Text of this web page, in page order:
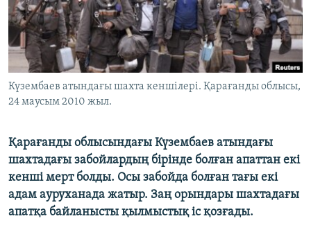
ЖАЗЫЛЫҢЫЗ
Басқа тілдерде
Күзембаев атындағы шахта кеншілері. Қарағанды облысы,
24 маусым 2010 жыл.
Қарағанды облысындағы Күзембаев атындағы
шахтадағы забойлардың бірінде болған апаттан екі
кенші мерт болды. Осы забойда болған тағы екі
адам ауруханада жатыр. Заң орындары шахтадағы
апатқа байланысты қылмыстық іс қозғады.